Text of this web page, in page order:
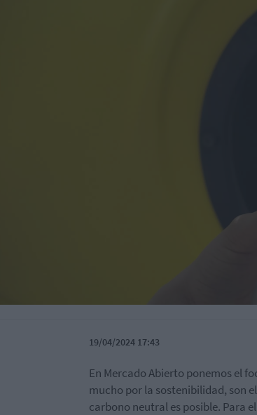
19/04/2024 17:43
En Mercado Abierto ponemos el
mucho por la sostenibilidad, son
carbono neutral es posible. Para